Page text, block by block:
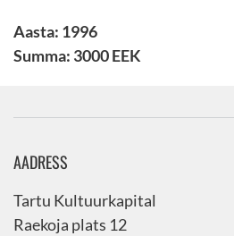
Aasta: 1996
Summa: 3000 EEK
AADRESS
Tartu Kultuurkapital
Raekoja plats 12